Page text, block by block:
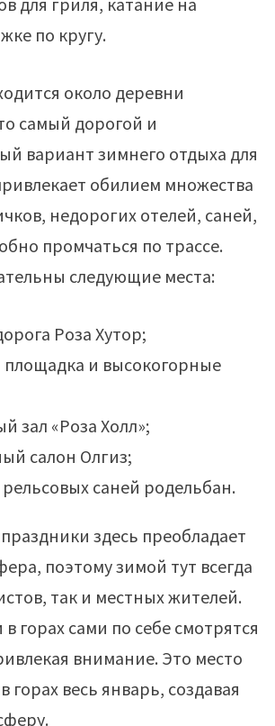
по кругу.
около деревни
самый дорогой и
вариант зимнего отдыха для
обилием множества
недорогих отелей, саней,
промчаться по трассе.
следующие места:
Роза Хутор;
площадка и высокогорные
зал «Роза Холл»;
салон Олгиз;
рельсовых саней родельбан.
здесь преобладает
поэтому зимой тут всегда
так и местных жителей.
горах сами по себе смотрятся
внимание. Это место
горах весь январь, создавая